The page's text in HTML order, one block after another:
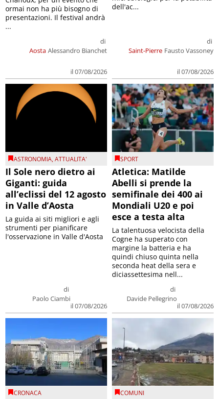
Aosta
di
Alessandro Bianchet
il 07/08/2026
ormai non ha più bisogno di
presentazioni. Il festival andrà
...
Saint-Pierre
di
Fausto Vassoney
il 07/08/2026
dell'ac...
ASTRONOMIA,ATTUALITA'
Il Sole nero dietro ai
Giganti: guida
all’eclissi del 12 agosto
in Valle d’Aosta
di
Paolo Ciambi
il 07/08/2026
La guida ai siti migliori e agli
strumenti per pianificare
l'osservazione in Valle d'Aosta
SPORT
Atletica: Matilde
Abelli si prende la
semifinale dei 400 ai
Mondiali U20 e poi
esce a testa alta
di
Davide Pellegrino
il 07/08/2026
La talentuosa velocista della
Cogne ha superato con
margine la batteria e ha
quindi chiuso quinta nella
seconda heat della sera e
diciassettesima nell...
CRONACA COMUNI